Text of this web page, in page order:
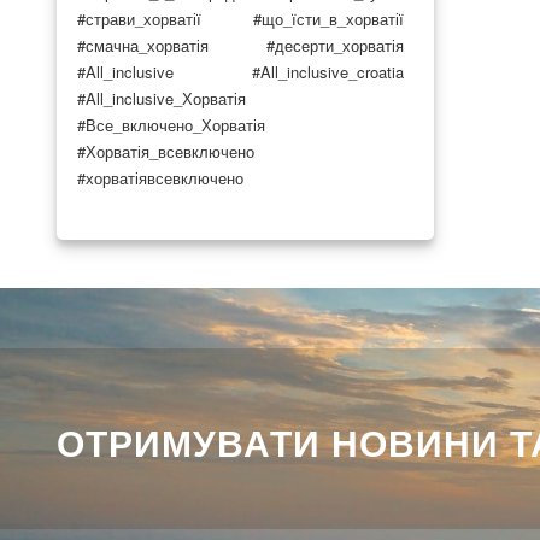
#страви_хорватії
#що_їсти_в_хорватії
#смачна_хорватія
#десерти_хорватія
#All_inclusive
#All_inclusive_croatia
#All_inclusive_Хорватія
#Все_включено_Хорватія
#Хорватія_всевключено
#хорватіявсевключено
ОТРИМУВАТИ НОВИНИ